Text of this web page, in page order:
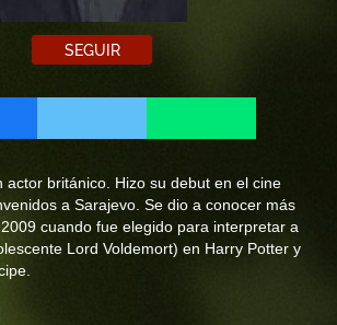
SEGUIR
actor británico. Hizo su debut en el cine
a Sarajevo. Se dio a conocer más
cuando fue elegido para interpretar a
Lord Voldemort) en Harry Potter y